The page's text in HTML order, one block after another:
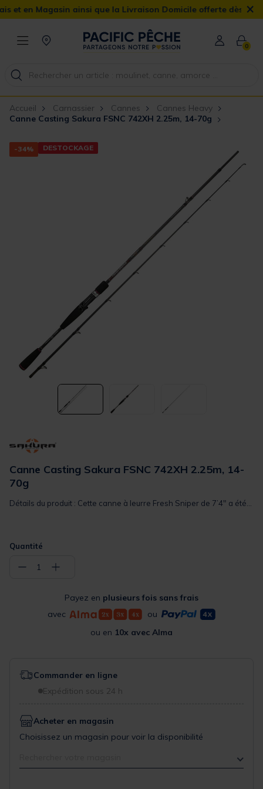
Magasin ainsi que la Livraison Domicile offerte dès 90€ ×
0
Accueil Carnassier Cannes
Cannes Heavy
Canne Casting Sakura FSNC 742XH 2.25m, 14-70g
-34% DESTOCKAGE
Canne Casting Sakura FSNC 742XH 2.25m, 14-
70g
Détails du produit : Cette canne à leurre Fresh Sniper de 7’4″ a été...
Quantité
− 1 +
Payez en plusieurs fois sans frais
avec
ou
ou en 10x avec Alma
Commander en ligne
Expédition sous 24 h
Acheter en magasin
Choisissez un magasin pour voir la disponibilité